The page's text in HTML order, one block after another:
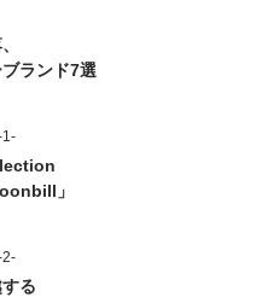
ランド7選
1-
」
2-
る